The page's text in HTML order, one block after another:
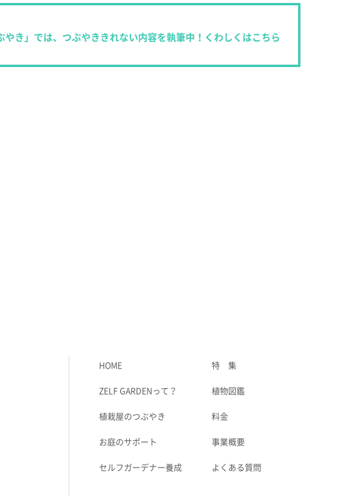
やき」では、つぶやききれない内容を執筆中！くわしくはこちら
HOME
ZELF GARDENって？
植栽屋のつぶやき
お庭のサポート
セルフガーデナー養成
特 集
植物図鑑
料金
事業概要
よくある質問